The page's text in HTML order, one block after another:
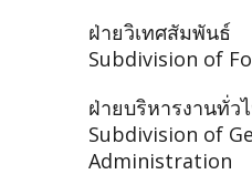
ฝ่ายวิเทศสัมพันธ์
Subdivision of
ฝ่ายบริหารงานทั่ว
Subdivision of
Administration